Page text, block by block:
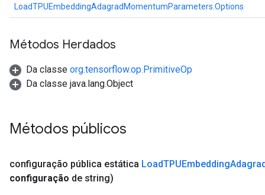
LoadTPUEmbeddingAdagradMomentumParameters.Options
Métodos Herdados
Da classe org.tensorflow.op.PrimitiveOp
Da classe java.lang.Object
Métodos públicos
configuração pública estática LoadTPUEmbedding
configuração de string)